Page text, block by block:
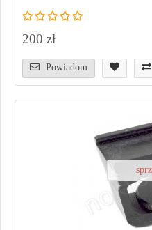
200 zł
Powiadom